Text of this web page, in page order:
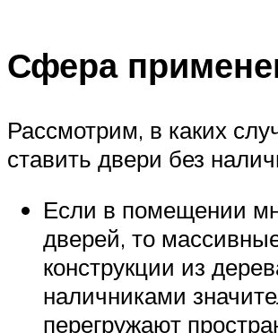
Сфера
Рассмотрим, в каких
ставить двери без
Если в помещении
дверей, то
конструкции из
наличниками
перегружают